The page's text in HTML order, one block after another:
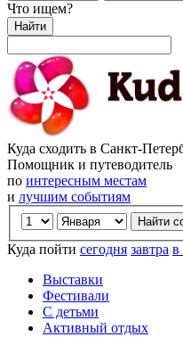
Что ищем?
Найти
Куда сходить в Санкт-
Помощник и путеводитель
по интересным местам
и лучшим событиям
Куда пойти сегодня завтра в
Выставки
Фестивали
С детьми
Активный отдых